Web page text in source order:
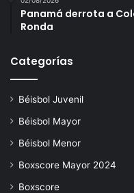
Panamá derrota a
Ronda
Categorías
Béisbol Juvenil
Béisbol Mayor
Béisbol Menor
Boxscore Mayor 2024
Boxscore